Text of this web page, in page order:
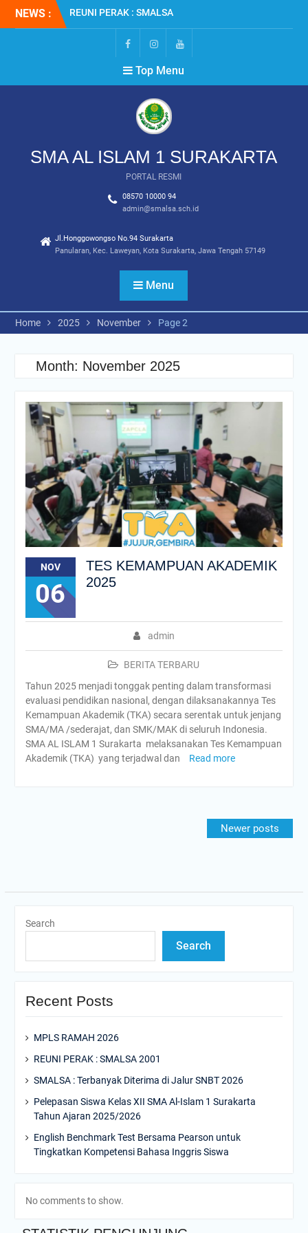
NEWS :
SMALSA : Terbanyak
Diterima di Jalur SNBT
MPLS RAMAH 2026
Top Menu
SMA AL ISLAM 1 SURAKARTA
PORTAL RESMI
08570 10000 94
admin@smalsa.sch.id
Jl.Honggowongso No.94 Surakarta
Panularan, Kec. Laweyan, Kota Surakarta, Jawa Tengah 57149
Menu
Home 2025 November Page 2
Month: November 2025
NOV
06
TES KEMAMPUAN AKADEMIK
2025
admin
BERITA TERBARU
Tahun 2025 menjadi tonggak penting dalam transformasi
evaluasi pendidikan nasional, dengan dilaksanakannya Tes
Kemampuan Akademik (TKA) secara serentak untuk jenjang
SMA/MA /sederajat, dan SMK/MAK di seluruh Indonesia.
SMA AL ISLAM 1 Surakarta melaksanakan Tes Kemampuan
Akademik (TKA) yang terjadwal dan
Read more
Newer posts
Search
Search
Recent Posts
MPLS RAMAH 2026
REUNI PERAK : SMALSA 2001
SMALSA : Terbanyak Diterima di Jalur SNBT 2026
Pelepasan Siswa Kelas XII SMA Al-Islam 1 Surakarta
Tahun Ajaran 2025/2026
English Benchmark Test Bersama Pearson untuk
Tingkatkan Kompetensi Bahasa Inggris Siswa
No comments to show.